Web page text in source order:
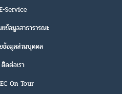
Service
ยข้อมูลสาธารารณะ
ข้อมูลส่วนบุคคล
ติดต่อเรา
On Tour